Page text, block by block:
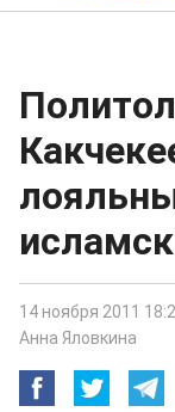
14 ноября 2011
Анна Яловкина